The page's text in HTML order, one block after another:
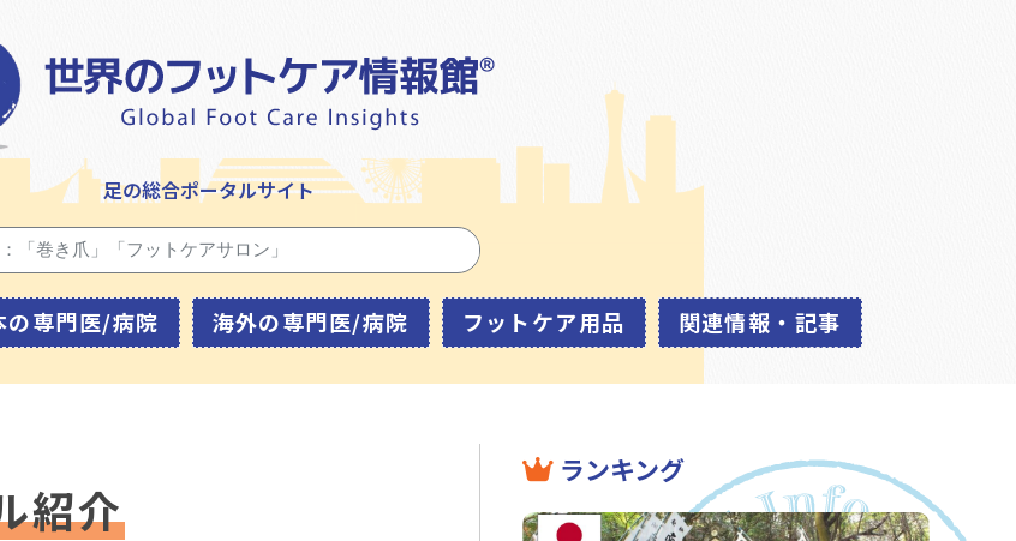
足の総合ポータルサイト
の専門医/病院 海外の専門医/病院 フットケア用品 関連情報・記事
紹介
ランキング